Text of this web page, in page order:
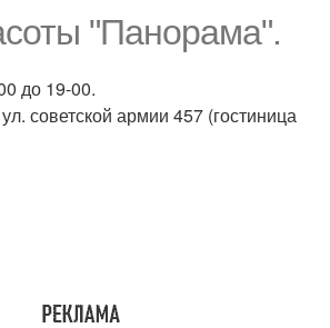
"Панорама".
до 19-00.
советской армии 457 (гостиница